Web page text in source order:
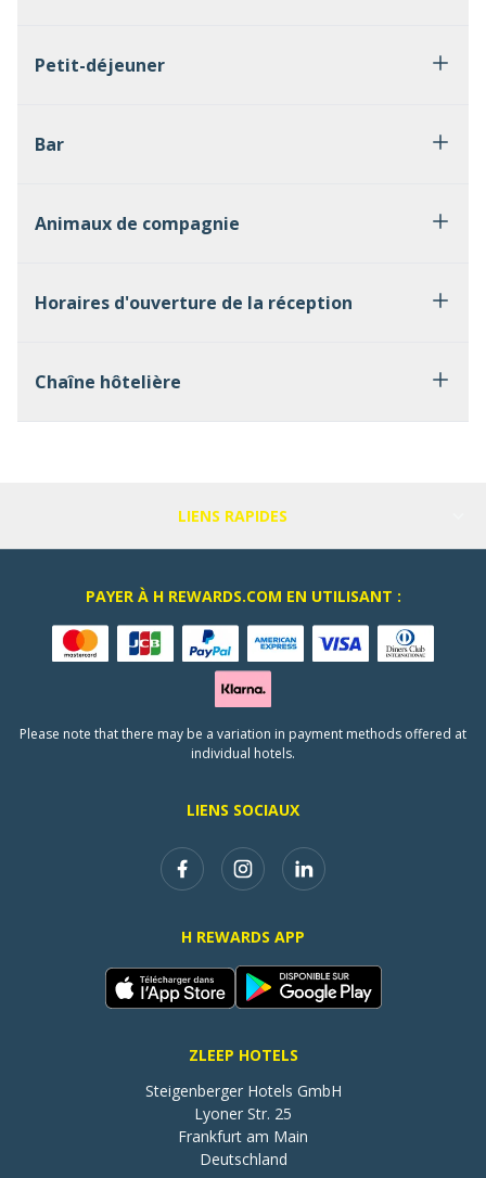
Petit-déjeuner
Bar
Animaux de compagnie
Horaires d'ouverture de la réception
Chaîne hôtelière
LIENS RAPIDES
LIENS SOCIAUX
H REWARDS APP
ZLEEP HOTELS
Steigenberger Hotels GmbH
Lyoner Str. 25
Frankfurt am Main
Deutschland
PAYER À H REWARDS.COM EN UTILISANT :
Please note that there may be a variation in payment methods offered at
individual hotels.